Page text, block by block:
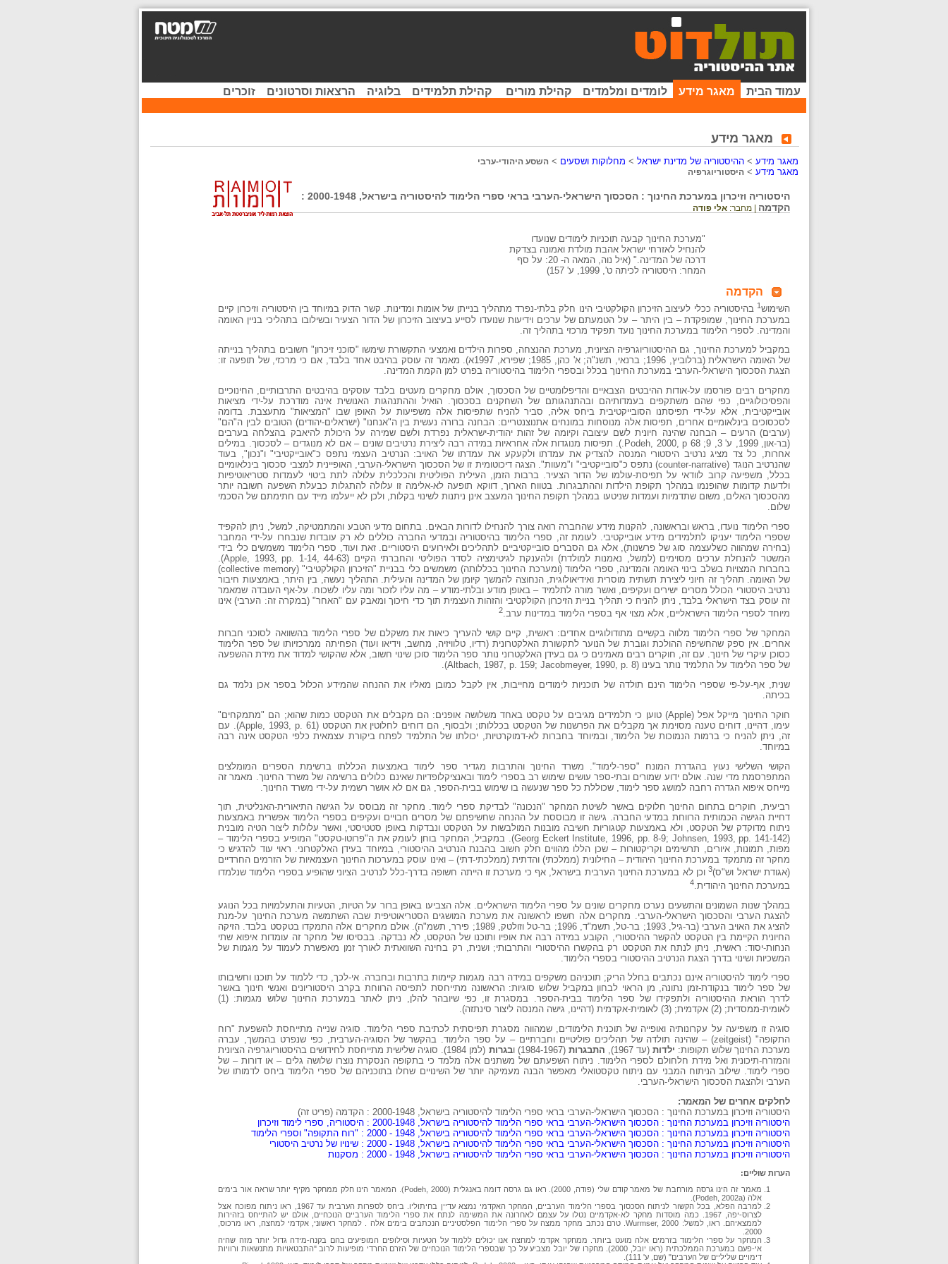
עמוד הבית מאגר מידע לומדים ומלמדים קהילת מורים קהילת תלמידים בלוגיה הרצאות וסרטונים זוכרים
מאגר מידע
מאגר מידע > ההיסטוריה של מדינת ישראל > מחלוקות ושסעים > השסע היהודי-ערבי
מאגר מידע > היסטוריוגרפיה
היסטוריה וזיכרון במערכת החינוך : הסכסוך הישראלי-הערבי בראי ספרי הלימוד להיסטוריה בישראל, 2000-1948 :
הקדמה | מחבר: אלי פודה
"מערכת החינוך קבעה תוכניות לימודים שנועדו
להנחיל לאזרחי ישראל אהבת מולדת ואמונה בצדקת
דרכה של המדינה." (איל נוה, המאה ה- 20: על סף
המחר: היסטוריה לכיתה ט', 1999, ע' 157)
הקדמה
השימוש 1 בהיסטוריה ככלי לעיצוב הזיכרון הקולקטיבי הינו חלק בלתי-נפרד מתהליך בנייתן של אומות ומדינות. קשר הדוק במיוחד בין היסטוריה וזיכרון קיים
במערכת החינוך, שמופקדת – בין היתר – על הטמעתם של ערכים וידיעות שנועדו לסייע בעיצוב הזיכרון של הדור הצעיר ובשילובו בתהליכי בניין האומה
והמדינה. לספרי הלימוד במערכת החינוך נועד תפקיד מרכזי בתהליך זה.
במקביל למערכת החינוך, גם ההיסטוריוגרפיה הציונית, מערכת ההנצחה, ספרות הילדים ואמצעי התקשורת שימשו "סוכני זיכרון" חשובים בתהליך בנייתה
של האומה הישראלית (ברלוביץ, 1996; ברנאי, תשנ"ה; א' כהן, 1985; שפירא, 1997א). מאמר זה עוסק בהיבט אחד בלבד, אם כי מרכזי, של תופעה זו:
הצגת הסכסוך הישראלי-הערבי במערכת החינוך בכלל ובספרי הלימוד בהיסטוריה בפרט למן הקמת המדינה.
מחקרים רבים פורסמו על-אודות ההיבטים הצבאיים והדיפלומטיים של הסכסוך, אולם מחקרים מעטים בלבד עוסקים בהיבטים התרבותיים, החינוכיים
והפסיכולוגיים, כפי שהם משתקפים בעמדותיהם ובהתנהגותם של השחקנים בסכסוך. הואיל וההתנהגות האנושית אינה מודרכת על-ידי מציאות
אובייקטיבית, אלא על-ידי תפיסתנו הסובייקטיבית ביחס אליה, סביר להניח שתפיסות אלה משפיעות על האופן שבו "המציאות" מתעצבת. בדומה
לסכסוכים בינלאומיים אחרים, תפיסות אלה מנוסחות במונחים אתנוצנטריים: הבחנה ברורה נעשית בין ה"אנחנו" (ישראלים-יהודים) הטובים לבין ה"הם"
(ערבים) הרעים – הבחנה שהינה חיונית לשם עיצובה וקיומה של זהות יהודית-ישראלית נפרדת ולשם שמירה על היכולת להיאבק בהצלחה בערבים
(בר-און, 1999, ע' 3, 9; 68 Podeh, 2000, p.). תפיסות מנוגדות אלה אחראיות במידה רבה ליצירת נרטיבים שונים – אם לא מנוגדים – לסכסוך. במילים
אחרות, כל צד מציג נרטיב היסטורי המנסה להצדיק את עמדתו ולקעקע את עמדתו של האויב: הנרטיב העצמי נתפס כ"אובייקטיבי" ו"נכון", בעוד
שהנרטיב הנוגד (counter-narrative) נתפס כ"סובייקטיבי" ו"מעוות". הצגה דיכוטומית זו של הסכסוך הישראלי-הערבי, האופיינית למצבי סכסוך בינלאומיים
בכלל, משפיעה קרוב לוודאי על תפיסת-עולמו של הדור הצעיר. ברבות הזמן, העילית הפוליטית והכלכלית עלולה לתת ביטוי לעמדות סטריאוטיפיות
ולדעות קדומות שהופנמו במהלך תקופת הילדות וההתבגרות. בטווח הארוך, דווקא תופעה לא-אלימה זו עלולה להתגלות כבעלת השפעה חשובה יותר
מהסכסוך האלים, משום שתדמיות ועמדות שניטעו במהלך תקופת החינוך המעצב אינן ניתנות לשינוי בקלות, ולכן לא ייעלמו מייד עם חתימתם של הסכמי
שלום.
ספרי הלימוד נועדו, בראש ובראשונה, להקנות מידע שהחברה רואה צורך להנחילו לדורות הבאים. בתחום מדעי הטבע והמתמטיקה, למשל, ניתן להקפיד
שספרי הלימוד יעניקו לתלמידים מידע אובייקטיבי. לעומת זה, ספרי הלימוד בהיסטוריה ובמדעי החברה כוללים לא רק עובדות שנבחרו על-ידי המחבר
(בחירה שמהווה כשלעצמה סוג של פרשנות), אלא גם הסברים סובייקטיביים לתהליכים ולאירועים היסטוריים. זאת ועוד, ספרי הלימוד משמשים כלי בידי
המשטר להנחלת ערכים מסוימים (למשל, נאמנות למולדת) ולהענקת לגיטימציה לסדר הפוליטי והחברתי הקיים (Apple, 1993, pp. 1-14, 44-63).
בחברות המצויות בשלב בינוי האומה והמדינה, ספרי הלימוד (ומערכת החינוך בכללותה) משמשים כלי בבניית "הזיכרון הקולקטיבי" (collective memory)
של האומה. תהליך זה חיוני ליצירת תשתית מוסרית ואידיאולוגית, הנחוצה להמשך קיומן של המדינה והעילית. התהליך נעשה, בין היתר, באמצעות חיבור
נרטיב היסטורי הכולל מסרים ישירים ועקיפים, ואשר מורה לתלמיד – באופן מודע ובלתי-מודע – מה עליו לזכור ומה עליו לשכוח. על-אף העובדה שמאמר
זה עוסק בצד הישראלי בלבד, ניתן להניח כי תהליך בניית הזיכרון הקולקטיבי והזהות העצמית תוך כדי חיכוך ומאבק עם "האחר" (במקרה זה: הערבי) אינו
מיוחד לספרי הלימוד הישראליים, אלא מצוי אף בספרי הלימוד במדינות ערב.2
המחקר של ספרי הלימוד מלווה בקשיים מתודולוגיים אחדים: ראשית, קיים קושי להעריך כיאות את משקלם של ספרי הלימוד בהשוואה לסוכני חברות
אחרים. אין ספק שהחשיפה ההולכת וגוברת של הנוער לתקשורת האלקטרונית (רדיו, טלוויזיה, מחשב, וידיאו ועוד) הפחיתה ממרכזיותו של ספר הלימוד
כסוכן עיקרי של חינוך. עם זה, חוקרים רבים מאמינים כי גם בעידן האלקטרוני נותר ספר הלימוד סוכן שינוי חשוב, אלא שהקושי למדוד את מידת ההשפעה
של ספר הלימוד על התלמיד נותר בעינו (Altbach, 1987, p. 159; Jacobmeyer, 1990, p. 8).
שנית, אף-על-פי שספרי הלימוד הינם תולדה של תוכניות לימודים מחייבות, אין לקבל כמובן מאליו את ההנחה שהמידע הכלול בספר אכן נלמד גם
בכיתה.
חוקר החינוך מייקל אפל (Apple) טוען כי תלמידים מגיבים על טקסט באחד משלושה אופנים: הם מקבלים את הטקסט כמות שהוא; הם "מתמקחים"
עימו, דהיינו, דוחים טענה מסוימת אך מקבלים את הפרשנות של הטקסט בכללותו; ולבסוף, הם דוחים לחלוטין את הטקסט (Apple, 1993, p. 61). עם
זה, ניתן להניח כי ברמות הנמוכות של הלימוד, ובמיוחד בחברות לא-דמוקרטיות, יכולתו של התלמיד לפתח ביקורת עצמאית כלפי הטקסט אינה רבה
במיוחד.
הקושי השלישי נעוץ בהגדרת המונח "ספר-לימוד". משרד החינוך והתרבות מגדיר ספר לימוד באמצעות הכללתו ברשימת הספרים המומלצים
המתפרסמת מדי שנה. אולם ידוע שמורים ובתי-ספר עושים שימוש רב בספרי לימוד ובאנציקלופדיות שאינם כלולים ברשימה של משרד החינוך. מאמר זה
מייחס איפוא הגדרה רחבה למושג ספר לימוד, שכוללת כל ספר שנעשה בו שימוש בבית-הספר, גם אם לא אושר רשמית על-ידי משרד החינוך.
רביעית, חוקרים בתחום החינוך חלוקים באשר לשיטת המחקר "הנכונה" לבדיקת ספרי לימוד. מחקר זה מבוסס על הגישה התיאורית-האנליטית, תוך
דחיית הגישה הכמותית הרווחת במדעי החברה. גישה זו מבוססת על ההנחה שחשיפתם של מסרים חבויים ועקיפים בספרי הלימוד אפשרית באמצעות
ניתוח מדוקדק של הטקסט, ולא באמצעות קטגוריות חשיבה מובנות המולבשות על הטקסט ונבדקות באופן סטטיסטי, ואשר עלולות ליצור הטיה מובנית
(Georg Eckert Institute, 1996, pp. 8-9; Johnsen, 1993, pp. 141-142). במקביל, המחקר בוחן לעומק את ה"פרוטו-טקסט" המופיע בספרי הלימוד –
מפות, תמונות, איורים, תרשימים וקריקטורות – שכן הללו מהווים חלק חשוב בהבנת הנרטיב ההיסטורי, במיוחד בעידן האלקטרוני. ראוי עוד להדגיש כי
מחקר זה מתמקד במערכת החינוך היהודית – החילונית (ממלכתי) והדתית (ממלכתי-דתי) – ואינו עוסק במערכות החינוך העצמאיות של הזרמים החרדיים
(אגודת ישראל וש"ס)3וכן לא במערכת החינוך הערבית בישראל, אף כי מערכת זו הייתה חשופה בדרך-כלל לנרטיב הציוני שהופיע בספרי הלימוד שנלמדו
במערכת החינוך היהודית. 4
במהלך שנות השמונים והתשעים נערכו מחקרים שונים על ספרי הלימוד הישראליים. אלה הצביעו באופן ברור על הטיות, הטעיות והתעלמויות בכל הנוגע
להצגת הערבי והסכסוך הישראלי-הערבי. מחקרים אלה חשפו לראשונה את מערכת המושגים הסטריאוטיפית שבה השתמשה מערכת החינוך על-מנת
להציג את האויב הערבי (בר-גיל, 1993; בר-טל, תשמ"ד, 1996; בר-טל וזולטק, 1989; פירר, תשמ"ה). אולם מחקרים אלה התמקדו בטקסט בלבד. הזיקה
החיונית הקיימת בין הטקסט להקשר ההיסטורי, הקובע במידה רבה את אופיו ותוכנו של הטקסט, לא נבדקה. בבסיסו של מחקר זה עומדות איפוא שתי
הנחות-יסוד: ראשית, ניתן לנתח את הטקסט רק בהקשרו ההיסטורי והתרבותי; ושנית, רק בחינה השוואתית לאורך זמן מאפשרת לעמוד על מגמות של
המשכיות ושינוי בדרך הצגת הנרטיב ההיסטורי בספרי הלימוד.
ספרי לימוד להיסטוריה אינם נכתבים בחלל הריק; תוכניהם משקפים במידה רבה מגמות קיימות בתרבות ובחברה. אי-לכך, כדי ללמוד על תוכנו וחשיבותו
של ספר לימוד בנקודת-זמן נתונה, מן הראוי לבחון במקביל שלוש סוגיות: הראשונה מתייחסת לתפיסה הרווחת בקרב היסטוריונים ואנשי חינוך באשר
לדרך הוראת ההיסטוריה ולתפקידו של ספר הלימוד בבית-הספר. במסגרת זו, כפי שיובהר להלן, ניתן לאתר במערכת החינוך שלוש מגמות: (1)
לאומית-ממסדית; (2) אקדמית; (3) לאומית-אקדמית (דהיינו, גישה המנסה ליצור סינתזה).
סוגיה זו משפיעה על עקרונותיה ואופייה של תוכנית הלימודים, שמהווה מסגרת תפיסתית לכתיבת ספרי הלימוד. סוגיה שנייה מתייחסת להשפעת "רוח
התקופה" (zeitgeist) – שהינה תולדה של תהליכים פוליטיים וחברתיים – על ספר הלימוד. בהקשר של הסוגיה-הערבית, כפי שנפרט בהמשך, עברה
מערכת החינוך שלוש תקופות: ילדות(עד 1967), התבגרות (1984-1967) ו בגרות
(למן 1984). סוגיה שלישית מתייחסת לחידושים בהיסטוריוגרפיה הציונית
והמזרח-תיכונית ואל מידת חלחולם לספרי הלימוד. ניתוח השפעתם של משתנים אלה מלמד כי בתקופה הנסקרת נוצרו שלושה גלים – או דורות – של
ספרי לימוד. שילוב הניתוח המבני עם ניתוח טקסטואלי מאפשר הבנה מעמיקה יותר של השינויים שחלו בתוכניהם של ספרי הלימוד ביחס לדמותו של
הערבי ולהצגת הסכסוך הישראלי-הערבי.
לחלקים אחרים של המאמר:
היסטוריה וזיכרון במערכת החינוך : הסכסוך הישראלי-הערבי בראי ספרי הלימוד להיסטוריה בישראל, 2000-1948 : הקדמה (פריט זה)
היסטוריה וזיכרון במערכת החינוך : הסכסוך הישראלי-הערבי בראי ספרי הלימוד להיסטוריה בישראל, 2000-1948 : היסטוריה, ספרי לימוד וזיכרון
היסטוריה וזיכרון במערכת החינוך : הסכסוך הישראלי-הערבי בראי ספרי הלימוד להיסטוריה בישראל, 1948 - 2000 : "רוח התקופה" וספרי הלימוד
היסטוריה וזיכרון במערכת החינוך : הסכסוך הישראלי-הערבי בראי ספרי הלימוד להיסטוריה בישראל, 1948 - 2000 : שינויו של נרטיב היסטורי
היסטוריה וזיכרון במערכת החינוך : הסכסוך הישראלי-הערבי בראי ספרי הלימוד להיסטוריה בישראל, 1948 - 2000 : מסקנות
הערות שוליים:
מאמר זה הינו גרסה מורחבת של מאמר קודם שלי (פודה, 2000). ראו גם גרסה דומה באנגלית (Podeh, 2000). המאמר הינו חלק ממחקר מקיף יותר שראה אור בימים
אלה (Podeh, 2002a).
למרבה הפלא, בכל הקשור לניתוח הסכסוך בספרי הלימוד הערביים, המחקר האקדמי נמצא עדיין בחיתוליו. ביחס לספרות הערבית עד 1967, ראו ניתוח מפוכח אצל
לצרוס-יפה, 1967. כמה מוסדות מחקר לא-אקדמיים נטלו על עצמם לאחרונה את המשימה לנתח את ספרי הלימוד הערביים הנוכחיים, אולם יש להתייחס בזהירות
לממצאיהם. ראו, למשל: Wurmser, 2000. טרם נכתב מחקר ממצה על ספרי הלימוד הפלסטיניים הנכתבים בימים אלה . למחקר ראשוני, אקדמי למחצה, ראו מרכוס,
2000.
המחקר על ספרי הלימוד בזרמים אלה מועט ביותר. ממחקר אקדמי למחצה אנו יכולים ללמוד על הטעיות וסילופים המופיעים בהם בקנה-מידה גדול יותר מזה שהיה
אי-פעם במערכת הממלכתית (ראו יובל, 2000). מחקרו של יובל מצביע על כך שבספרי הלימוד הנוכחיים של הזרם החרדי מופיעות לרוב "התבטאויות מתנשאות ורוויות
דימויים שליליים של הערבים" (שם, ע' 111).